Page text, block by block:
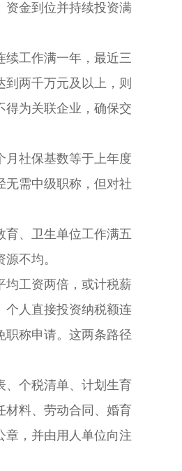
资金到位并持续投资满
工作满一年，最近三
两千万元及以上，则
得为关联企业，确保交
社保基数等于上年度
无需中级职称，但对社
、卫生单位工作满五
不均。
工资两倍，或计税薪
个人直接投资纳税额连
职称申请。这两条路径
个税清单、计划生育
材料、劳动合同、婚育
章，并由用人单位向注